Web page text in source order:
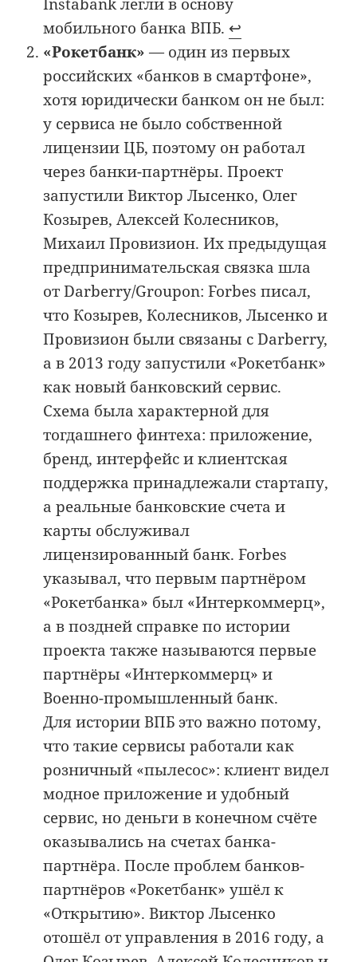
мобильного банка ВПБ. ↩︎
«Рокетбанк» — один из первых
российских «банков в смартфоне»,
хотя юридически банком он не был:
у сервиса не было собственной
лицензии ЦБ, поэтому он работал
через банки-партнёры. Проект
запустили Виктор Лысенко, Олег
Козырев, Алексей Колесников,
Михаил Провизион. Их предыдущая
предпринимательская связка шла
от Darberry/Groupon: Forbes писал,
что Козырев, Колесников, Лысенко и
Провизион были связаны с Darberry,
а в 2013 году запустили «Рокетбанк»
как новый банковский сервис.
Схема была характерной для
тогдашнего финтеха: приложение,
бренд, интерфейс и клиентская
поддержка принадлежали стартапу,
а реальные банковские счета и
карты обслуживал
лицензированный банк. Forbes
указывал, что первым партнёром
«Рокетбанка» был «Интеркоммерц»,
а в поздней справке по истории
проекта также называются первые
партнёры «Интеркоммерц» и
Военно-промышленный банк.
Для истории ВПБ это важно потому,
что такие сервисы работали как
розничный «пылесос»: клиент видел
модное приложение и удобный
сервис, но деньги в конечном счёте
оказывались на счетах банка-
партнёра. После проблем банков-
партнёров «Рокетбанк» ушёл к
«Открытию». Виктор Лысенко
отошёл от управления в 2016 году, а